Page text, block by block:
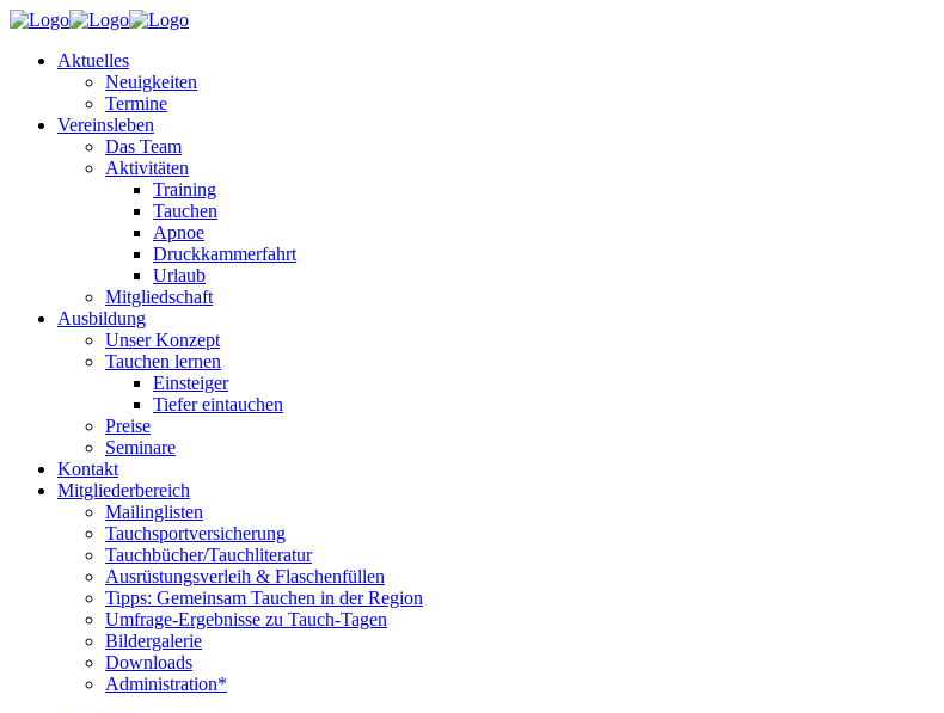
Aktuelles
Neuigkeiten
Termine
Vereinsleben
Das Team
Aktivitäten
Training
Tauchen
Apnoe
Druckkammerfahrt
Urlaub
Mitgliedschaft
Ausbildung
Unser Konzept
Tauchen lernen
Einsteiger
Tiefer eintauchen
Preise
Seminare
Kontakt
Mitgliederbereich
Mailinglisten
Tauchsportversicherung
Tauchbücher/Tauchliteratur
Ausrüstungsverleih & Flaschenfüllen
Tipps: Gemeinsam Tauchen in der Region
Umfrage-Ergebnisse zu Tauch-Tagen
Bildergalerie
Downloads
Administration*